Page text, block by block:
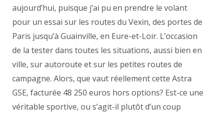
aujourd’hui, puisque j’ai pu en prendre le volant
pour un essai sur les routes du Vexin, des portes de
Paris jusqu’à Guainville, en Eure-et-Loir. L’occasion
de la tester dans toutes les situations, aussi bien en
ville, sur autoroute et sur les petites routes de
campagne. Alors, que vaut réellement cette Astra
GSE, facturée 48 250 euros hors options? Est-ce une
véritable sportive, ou s’agit-il plutôt d’un coup